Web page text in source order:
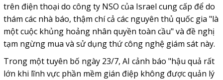
trên điện thoại do công ty NSO của Israel cung cấp để do
thám các nhà báo, thậm chí cả các nguyên thủ quốc gia "là
một cuộc khủng hoảng nhân quyền toàn cầu" và đề nghị
tạm ngừng mua và sử dụng thứ công nghệ giám sát này.
Trong một tuyên bố ngày 23/7, AI cảnh báo "hậu quả rất
lớn khi lĩnh vực phần mềm gián điệp không được quản lý